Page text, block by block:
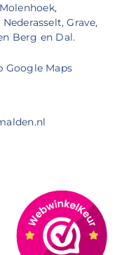
Grave,
Berg en Dal.
Google Maps